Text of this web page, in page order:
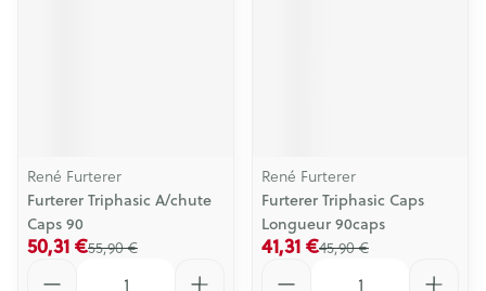
René Furterer
Furterer Triphasic A/chute
Caps 90
55,90 €
50,31 €
René Furterer
Furterer Triphasic Caps
Longueur 90caps
45,90 €
41,31 €